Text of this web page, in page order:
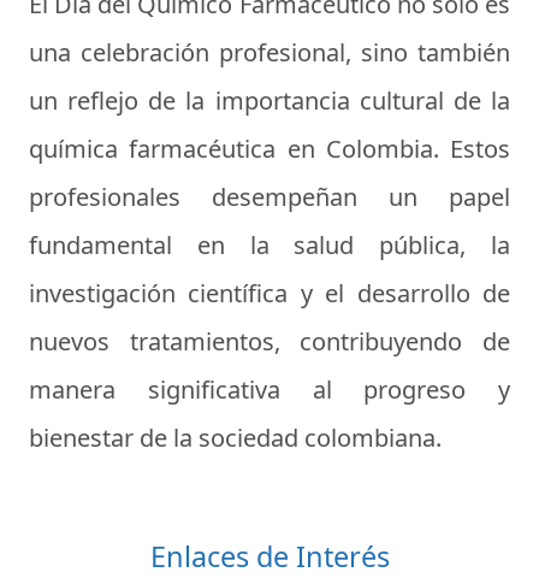
una celebración profesional, sino también
un reflejo de la importancia cultural de la
química farmacéutica en Colombia. Estos
profesionales desempeñan un papel
fundamental en la salud pública, la
investigación científica y el desarrollo de
nuevos tratamientos, contribuyendo de
manera significativa al progreso y
bienestar de la sociedad colombiana.
Enlaces de Interés